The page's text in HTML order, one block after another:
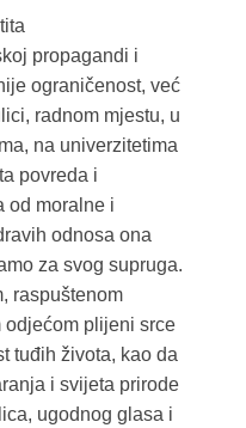
propagandi i
ograničenost, već
radnom mjestu, u
na univerzitetima
povreda i
od moralne i
odnosa ona
za svog supruga.
raspuštenom
odjećom plijeni srce
tuđih života, kao da
i svijeta prirode
ugodnog glasa i